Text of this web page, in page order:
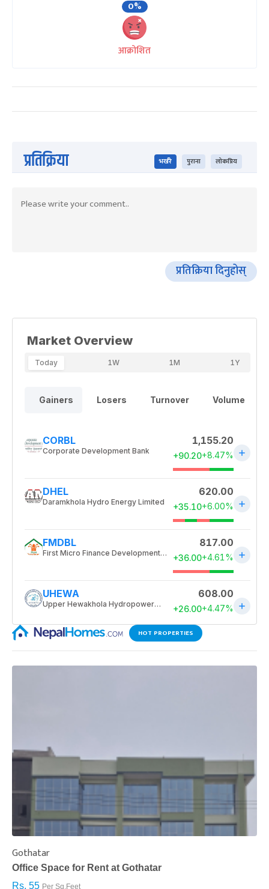
0%
आक्रोशित
प्रतिक्रिया भर्खरै पुराना लोकप्रिय
प्रतिक्रिया दिनुहोस्
HOT PROPERTIES
Gothatar
Office Space for Rent at Gothatar
Rs. 55 Per Sq.Feet